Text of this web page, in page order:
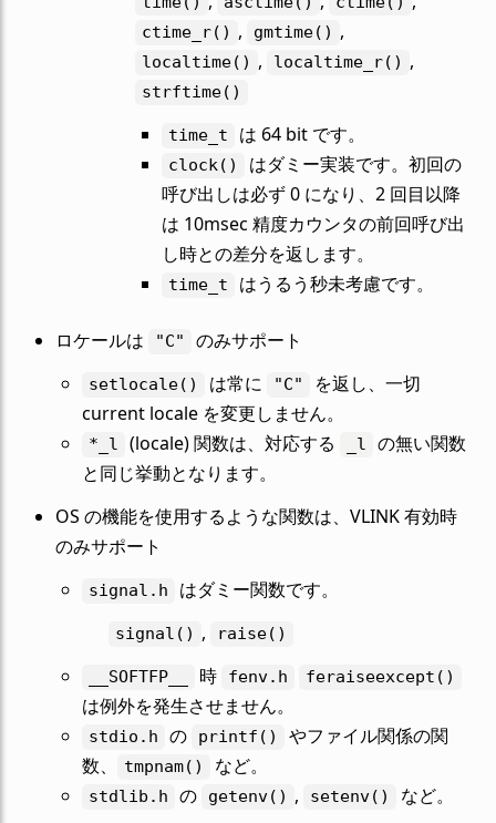
ctime_r() , gmtime() ,
localtime() , localtime_r() ,
strftime()
time_t は 64 bit です。
clock()
はダミー実装です。初回の
呼び出しは必ず 0 になり、2 回目以降
は 10msec 精度カウンタの前回呼び出
し時との差分を返します。
time_t はうるう秒未考慮です。
ロケールは "C" のみサポート
setlocale() は常に "C"
を返し、一切
current locale を変更しません。
*_l (locale) 関数は、対応する _l
の無い関数
と同じ挙動となります。
OS の機能を使用するような関数は、VLINK 有効時
のみサポート
signal.h はダミー関数です。
signal() , raise()
__SOFTFP__ 時 fenv.h feraiseexcept()
は例外を発生させません。
stdio.h の printf()
やファイル関係の関
数、
tmpnam() など。
stdlib.h の getenv() , setenv() など。